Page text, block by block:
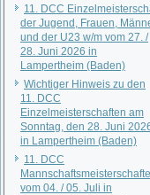
11. DCC
der Jugend, Frauen,
und der U23 w/m vom 27. /
28. Juni 2026 in
Lampertheim (Baden)
Wichtiger Hinweis zu den
11. DCC
Einzelmeisterschaften am
Sonntag, den 28. Juni
in Lampertheim (Baden)
11. DCC
vom 04. / 05. Juli in